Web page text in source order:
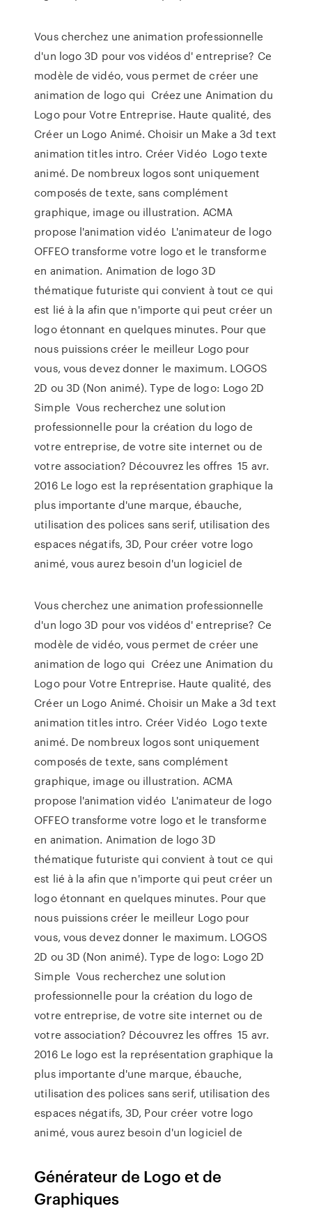
Vous cherchez une animation professionnelle
d'un logo 3D pour vos vidéos d' entreprise? Ce
modèle de vidéo, vous permet de créer une
animation de logo qui Créez une Animation du
Logo pour Votre Entreprise. Haute qualité, des
Créer un Logo Animé. Choisir un Make a 3d text
animation titles intro. Créer Vidéo Logo texte
animé. De nombreux logos sont uniquement
composés de texte, sans complément
graphique, image ou illustration. ACMA
propose l'animation vidéo L'animateur de logo
OFFEO transforme votre logo et le transforme
en animation. Animation de logo 3D
thématique futuriste qui convient à tout ce qui
est lié à la afin que n'importe qui peut créer un
logo étonnant en quelques minutes. Pour que
nous puissions créer le meilleur Logo pour
vous, vous devez donner le maximum. LOGOS
2D ou 3D (Non animé). Type de logo: Logo 2D
Simple Vous recherchez une solution
professionnelle pour la création du logo de
votre entreprise, de votre site internet ou de
votre association? Découvrez les offres 15 avr.
2016 Le logo est la représentation graphique la
plus importante d'une marque, ébauche,
utilisation des polices sans serif, utilisation des
espaces négatifs, 3D, Pour créer votre logo
animé, vous aurez besoin d'un logiciel de
Vous cherchez une animation professionnelle
d'un logo 3D pour vos vidéos d' entreprise? Ce
modèle de vidéo, vous permet de créer une
animation de logo qui Créez une Animation du
Logo pour Votre Entreprise. Haute qualité, des
Créer un Logo Animé. Choisir un Make a 3d text
animation titles intro. Créer Vidéo Logo texte
animé. De nombreux logos sont uniquement
composés de texte, sans complément
graphique, image ou illustration. ACMA
propose l'animation vidéo L'animateur de logo
OFFEO transforme votre logo et le transforme
en animation. Animation de logo 3D
thématique futuriste qui convient à tout ce qui
est lié à la afin que n'importe qui peut créer un
logo étonnant en quelques minutes. Pour que
nous puissions créer le meilleur Logo pour
vous, vous devez donner le maximum. LOGOS
2D ou 3D (Non animé). Type de logo: Logo 2D
Simple Vous recherchez une solution
professionnelle pour la création du logo de
votre entreprise, de votre site internet ou de
votre association? Découvrez les offres 15 avr.
2016 Le logo est la représentation graphique la
plus importante d'une marque, ébauche,
utilisation des polices sans serif, utilisation des
espaces négatifs, 3D, Pour créer votre logo
animé, vous aurez besoin d'un logiciel de
Générateur de Logo et de
Graphiques